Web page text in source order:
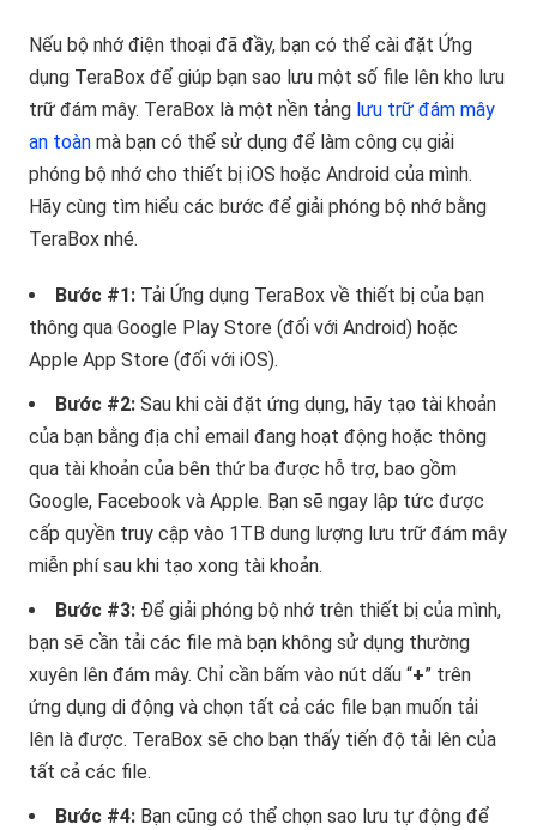
Nếu bộ nhớ điện thoại đã đầy, bạn có thể cài đặt Ứng
dụng TeraBox để giúp bạn sao lưu một số file lên kho lưu
trữ đám mây. TeraBox là một nền tảng lưu trữ đám mây
an toàn mà bạn có thể sử dụng để làm công cụ giải
phóng bộ nhớ cho thiết bị iOS hoặc Android của mình.
Hãy cùng tìm hiểu các bước để giải phóng bộ nhớ bằng
TeraBox nhé.
Bước #1: Tải Ứng dụng TeraBox về thiết bị của bạn
thông qua Google Play Store (đối với Android) hoặc
Apple App Store (đối với iOS).
Bước #2:Sau khi cài đặt ứng dụng, hãy tạo tài khoản
của bạn bằng địa chỉ email đang hoạt động hoặc thông
qua tài khoản của bên thứ ba được hỗ trợ, bao gồm
Google, Facebook và Apple. Bạn sẽ ngay lập tức được
cấp quyền truy cập vào 1TB dung lượng lưu trữ đám mây
miễn phí sau khi tạo xong tài khoản.
Bước #3: Để giải phóng bộ nhớ trên thiết bị của mình,
bạn sẽ cần tải các file mà bạn không sử dụng thường
xuyên lên đám mây. Chỉ cần bấm vào nút dấu “+” trên
ứng dụng di động và chọn tất cả các file bạn muốn tải
lên là được. TeraBox sẽ cho bạn thấy tiến độ tải lên của
tất cả các file.
Bước #4: Bạn cũng có thể chọn sao lưu tự động để